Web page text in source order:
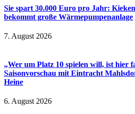
Sie spart 30.000 Euro pro Jahr:
bekommt große Wärmepumpenanlage
7. August 2026
„Wer um Platz 10 spielen will, ist hier
Saisonvorschau mit Eintracht
Heine
6. August 2026